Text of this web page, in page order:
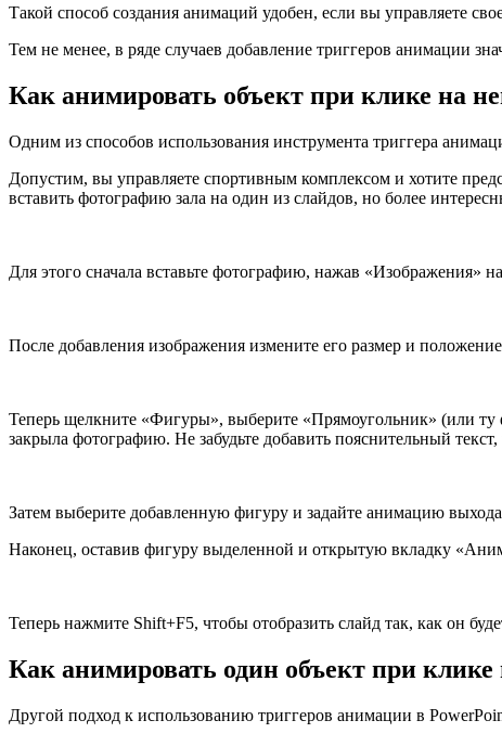
Такой способ создания анимаций удобен, если вы управляете
Тем не менее, в ряде случаев добавление триггеров анимации
Как анимировать объект при клике на
Одним из способов использования инструмента триггера
Допустим, вы управляете спортивным комплексом и хотите
вставить фотографию зала на один из слайдов, но более
Для этого сначала вставьте фотографию, нажав «Изображения»
После добавления изображения измените его размер и
Теперь щелкните «Фигуры», выберите «Прямоугольник» (или ту
закрыла фотографию. Не забудьте добавить пояснительный
Затем выберите добавленную фигуру и задайте анимацию
Наконец, оставив фигуру выделенной и открытую вкладку
Теперь нажмите Shift+F5, чтобы отобразить слайд так, как он
Как анимировать один объект при клике
Другой подход к использованию триггеров анимации в